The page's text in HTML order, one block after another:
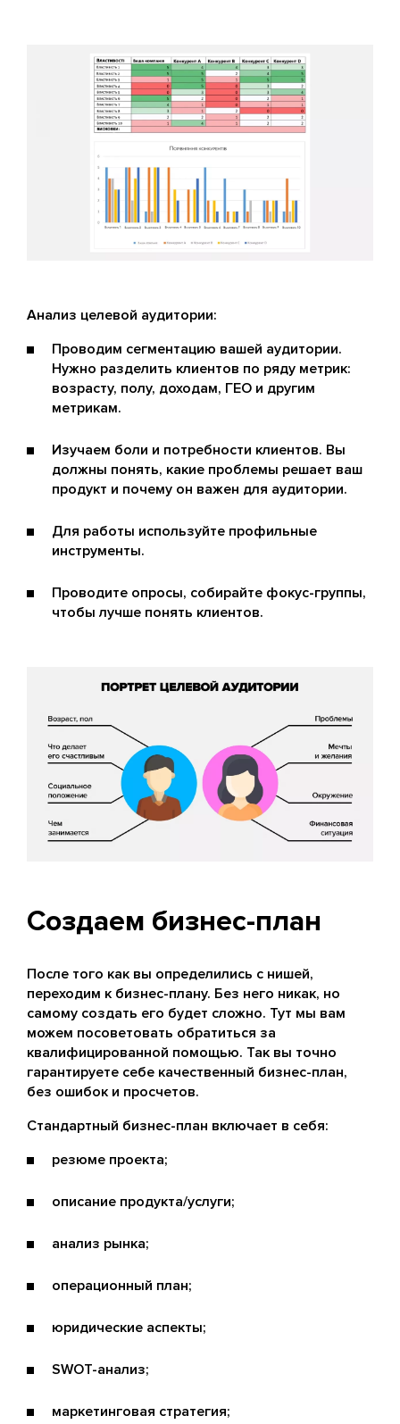
Анализ целевой аудитории:
Проводим сегментацию вашей аудитории.
Нужно разделить клиентов по ряду метрик:
возрасту, полу, доходам, ГЕО и другим
метрикам.
Изучаем боли и потребности клиентов. Вы
должны понять, какие проблемы решает ваш
продукт и почему он важен для аудитории.
Для работы используйте профильные
инструменты.
Проводите опросы, собирайте фокус-группы,
чтобы лучше понять клиентов.
Создаем бизнес-план
После того как вы определились с нишей,
переходим к бизнес-плану. Без него никак, но
самому создать его будет сложно. Тут мы вам
можем посоветовать обратиться за
квалифицированной помощью. Так вы точно
гарантируете себе качественный бизнес-план,
без ошибок и просчетов.
Стандартный бизнес-план включает в себя:
резюме проекта;
описание продукта/услуги;
анализ рынка;
операционный план;
юридические аспекты;
SWOT-анализ;
маркетинговая стратегия;